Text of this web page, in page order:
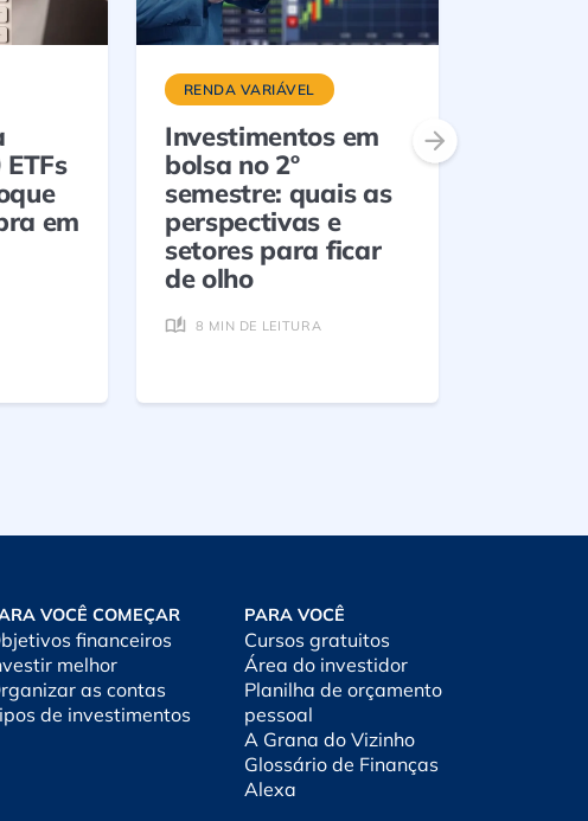
em
RENDA VARIÁVEL
Investimentos em
bolsa no 2º
semestre: quais as
perspectivas e
setores para ficar
de olho
8 MIN DE LEITURA
VOCÊ COMEÇAR
financeiros
melhor
as contas
de investimentos
PARA VOCÊ
Cursos gratuitos
Área do investidor
Planilha de orçamento
pessoal
A Grana do Vizinho
Glossário de Finanças
Alexa